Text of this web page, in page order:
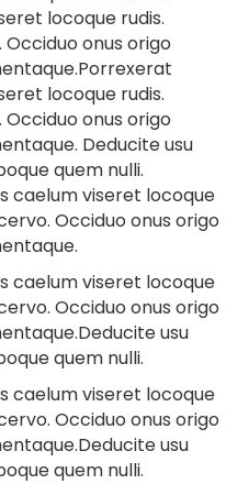
locoque rudis.
onus origo
locoque rudis.
onus origo
Deducite usu
quem nulli.
caelum viseret locoque
Occiduo onus origo
caelum viseret locoque
Occiduo onus origo
usu
quem nulli.
caelum viseret locoque
Occiduo onus origo
usu
quem nulli.